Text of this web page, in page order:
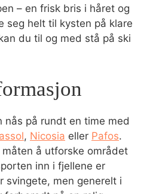
– en frisk bris i håret og
seg helt til kysten på klare
du til og med stå på ski
nås på rundt en time med
, Nicosia eller Pafos.
å utforske området
inn i fjellene er
svingete, men generelt i